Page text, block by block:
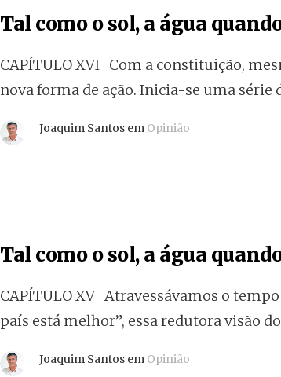
Tal como o sol, a água
CAPÍTULO XVI Com a constituição,
nova forma de ação. Inicia-se uma série
Joaquim Santos em Opinião
Tal como o sol, a água
CAPÍTULO XV Atravessávamos o
país está melhor”, essa redutora visão
Joaquim Santos em Opinião